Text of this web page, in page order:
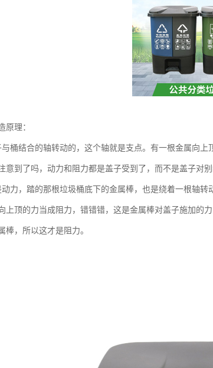
原理：
桶结合的轴转动的，这个轴就是支点。有一根金属向
意到了吗，动力和阻力都是盖子受到了，而不是盖子对别
力，踏的那根垃圾桶底下的金属棒，也是绕着一根轴
上顶的力当成阻力，错错错，这是金属棒对盖子施加的
棒，所以这才是阻力。